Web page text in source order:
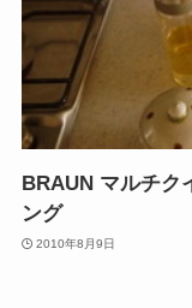
BRAUN マルチク
ング
2010年8月9日